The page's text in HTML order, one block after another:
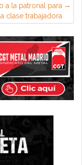
a la patronal para
clase trabajadora